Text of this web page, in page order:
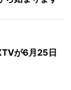
が6月25日